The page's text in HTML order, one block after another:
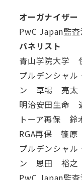
オーガナイザー
PwC Japan監
パネリスト
青山学院大学
プルデンシャル
ン 草場 亮太
明治安田生命
トーア再保
RGA再保 篠
プルデンシャル
ン 恩田 裕之
PwC Japan監